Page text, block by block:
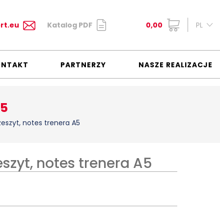
Katalog PDF 0,00 PL
PARTNERZY NASZE REALIZACJE
notes trenera A5
notes trenera A5